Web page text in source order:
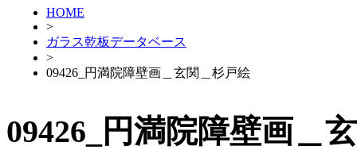
HOME
>
ガラス乾板データベース
>
09426_円満院障壁画＿玄関＿杉戸絵
09426_円満院障壁画＿